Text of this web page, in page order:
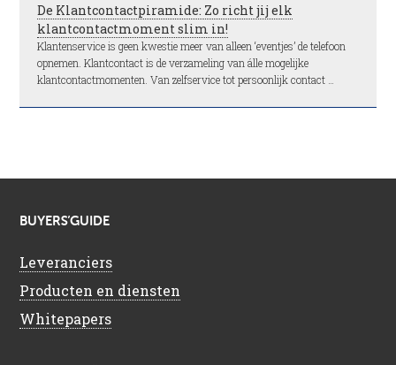
De Klantcontactpiramide: Zo richt jij elk
klantcontactmoment slim in!
Klantenservice is geen kwestie meer van alleen ‘eventjes’ de telefoon
opnemen. Klantcontact is de verzameling van álle mogelijke
klantcontactmomenten. Van zelfservice tot persoonlijk contact …
BUYERS’GUIDE
Leveranciers
Producten en diensten
Whitepapers